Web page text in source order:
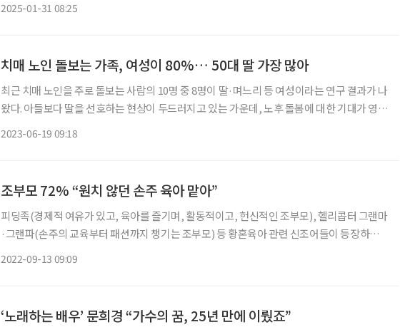
2025-01-31 08:25
치매 노인 돌보는 가족, 여성이 80%… 50대 딸 가장 많아
최근 치매 노인을 주로 돌보는 사람의 10명 중 8명이 딸·며느리 등 여성이라는 연구 결과가 나
왔다. 아들보다 딸을 선호하는 현상이 두드러지고 있는 가운데, 노후 돌봄에 대한 기대가 영향
2023-06-19 09:18
조부모 72% “원치 않던 손주 육아 맡아”
피딩족(경제적 여유가 있고, 육아를 즐기며, 활동적이고, 헌신적인 조부모), 헬리콥터 그랜마
·그랜파(손주의 교육부터 패션까지 챙기는 조부모) 등 황혼육아 관련 신조어들이 등장하며
2022-09-13 09:09
‘노래하는 배우’ 문희경 “가수의 꿈, 25년 만에 이뤘죠”